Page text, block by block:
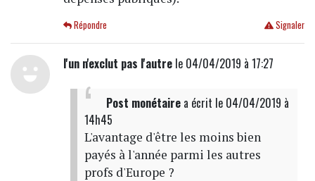
Signaler
Répondre
l'un n'exclut pas l'autrele 04/04/2019 à 17:27
Post monétairea écrit le 04/04/2019 à
14h45
L'avantage d'être les moins bien
payés à l'année parmi les autres
profs d'Europe ?